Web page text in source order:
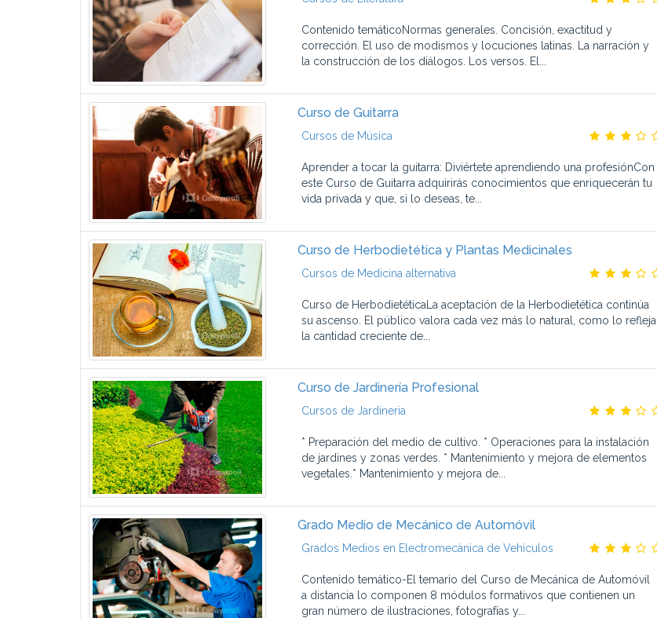
Contenido temáticoNormas generales. Concisión, exactitud y
corrección. El uso de modismos y locuciones latinas. La narración y
la construcción de los diálogos. Los versos. El...
Curso de Guitarra
Cursos de Música
Aprender a tocar la guitarra: Diviértete aprendiendo una profesiónCon
este Curso de Guitarra adquirirás conocimientos que enriquecerán tu
vida privada y que, si lo deseas, te...
Curso de Herbodietética y Plantas Medicinales
Cursos de Medicina alternativa
Curso de HerbodietéticaLa aceptación de la Herbodietética continúa
su ascenso. El público valora cada vez más lo natural, como lo refleja
la cantidad creciente de...
Curso de Jardinería Profesional
Cursos de Jardineria
* Preparación del medio de cultivo. * Operaciones para la instalación
de jardines y zonas verdes. * Mantenimiento y mejora de elementos
vegetales.* Mantenimiento y mejora de...
Grado Medio de Mecánico de Automóvil
Grados Medios en Electromecánica de Vehículos
Contenido temático-El temario del Curso de Mecánica de Automóvil
a distancia lo componen 8 módulos formativos que contienen un
gran número de ilustraciones, fotografías y...